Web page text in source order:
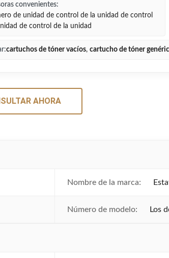
convenientes:
de unidad de control de la unidad de control
de control de la unidad
cartuchos de tóner vacíos, cartucho de tóner
AHORA
Nombre de la marca:
Número de modelo: Los